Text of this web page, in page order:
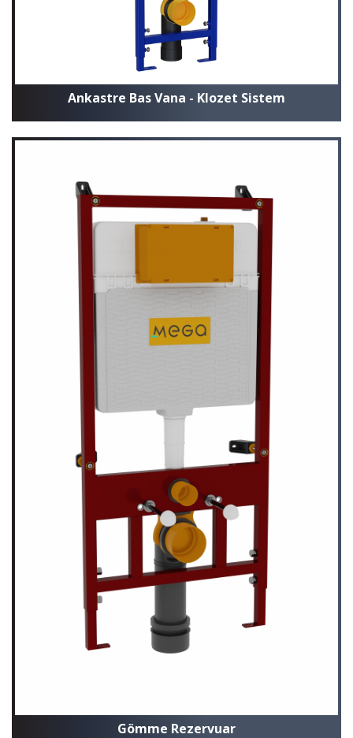
Ankastre Bas Vana - Klozet Sistem
Gömme Rezervuar